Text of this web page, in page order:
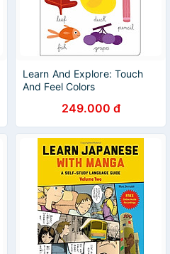
Learn And Explore: Touch
And Feel Colors
249.000 đ